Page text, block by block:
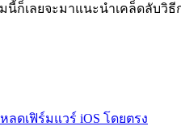
นี้ก็เลยจะมาแนะนำเคล็ดลับวิ